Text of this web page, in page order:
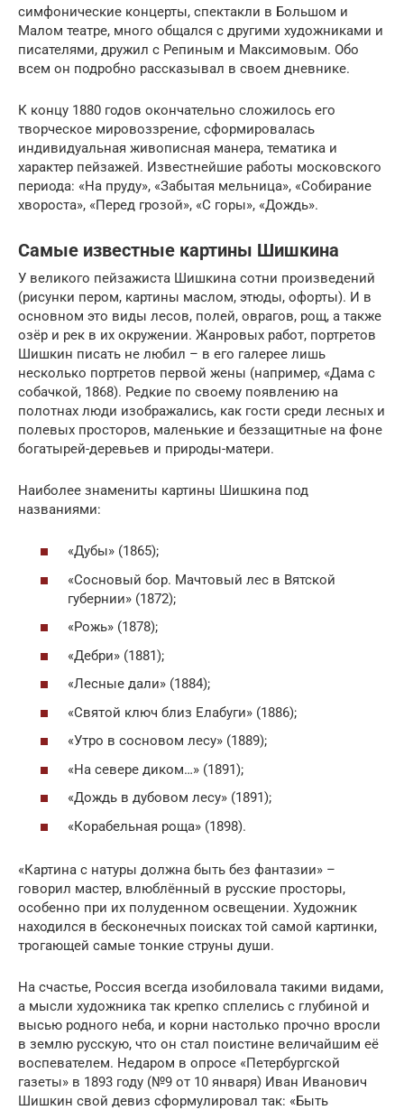
симфонические концерты, спектакли в Большом и
Малом театре, много общался с другими художниками и
писателями, дружил с Репиным и Максимовым. Обо
всем он подробно рассказывал в своем дневнике.
К концу 1880 годов окончательно сложилось его
творческое мировоззрение, сформировалась
индивидуальная живописная манера, тематика и
характер пейзажей. Известнейшие работы московского
периода: «На пруду», «Забытая мельница», «Собирание
хвороста», «Перед грозой», «С горы», «Дождь».
Самые известные картины Шишкина
У великого пейзажиста Шишкина сотни произведений
(рисунки пером, картины маслом, этюды, офорты). И в
основном это виды лесов, полей, оврагов, рощ, а также
озёр и рек в их окружении. Жанровых работ, портретов
Шишкин писать не любил – в его галерее лишь
несколько портретов первой жены (например, «Дама с
собачкой, 1868). Редкие по своему появлению на
полотнах люди изображались, как гости среди лесных и
полевых просторов, маленькие и беззащитные на фоне
богатырей-деревьев и природы-матери.
Наиболее знамениты картины Шишкина под
названиями:
«Дубы» (1865);
«Сосновый бор. Мачтовый лес в Вятской
губернии» (1872);
«Рожь» (1878);
«Дебри» (1881);
«Лесные дали» (1884);
«Святой ключ близ Елабуги» (1886);
«Утро в сосновом лесу» (1889);
«На севере диком…» (1891);
«Дождь в дубовом лесу» (1891);
«Корабельная роща» (1898).
«Картина с натуры должна быть без фантазии» –
говорил мастер, влюблённый в русские просторы,
особенно при их полуденном освещении. Художник
находился в бесконечных поисках той самой картинки,
трогающей самые тонкие струны души.
На счастье, Россия всегда изобиловала такими видами,
а мысли художника так крепко сплелись с глубиной и
высью родного неба, и корни настолько прочно вросли
в землю русскую, что он стал поистине величайшим её
воспевателем. Недаром в опросе «Петербургской
газеты» в 1893 году (№9 от 10 января) Иван Иванович
Шишкин свой девиз сформулировал так: «Быть